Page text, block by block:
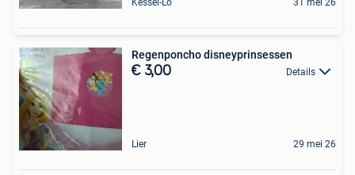
Kessel-Lo 31 mei 26
Regenponcho disneyprinsessen
€ 3,00 Details
Lier 29 mei 26